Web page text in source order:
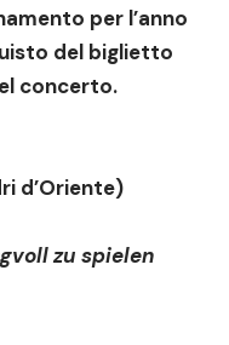
per l’anno
del biglietto
concerto.
d’Oriente)
zu spielen